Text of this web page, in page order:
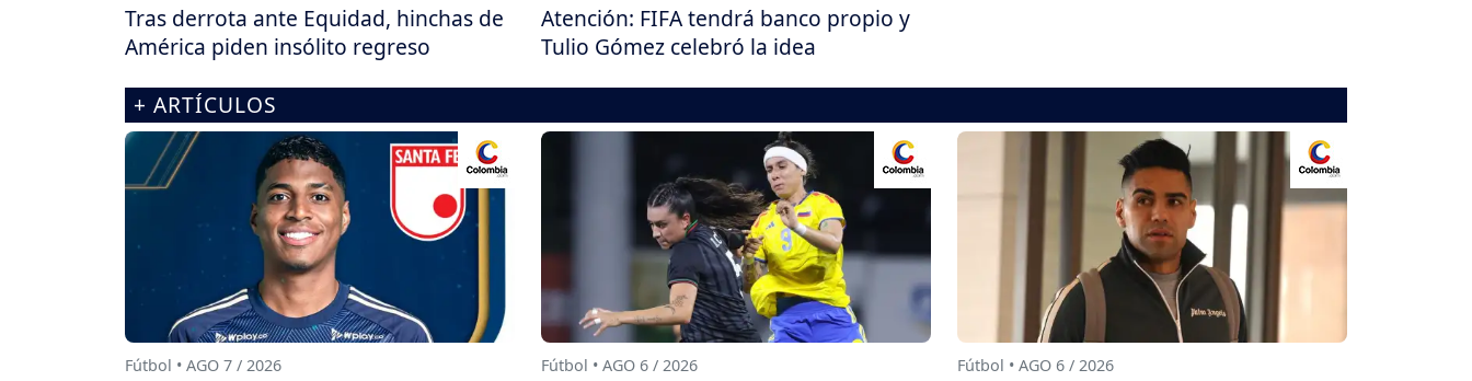
Tras derrota ante Equidad, hinchas de
América piden insólito regreso
Atención: FIFA tendrá banco propio y
Tulio Gómez celebró la idea
+ ARTÍCULOS
Fútbol • AGO 7 / 2026 Fútbol • AGO 6 / 2026 Fútbol • AGO 6 / 2026